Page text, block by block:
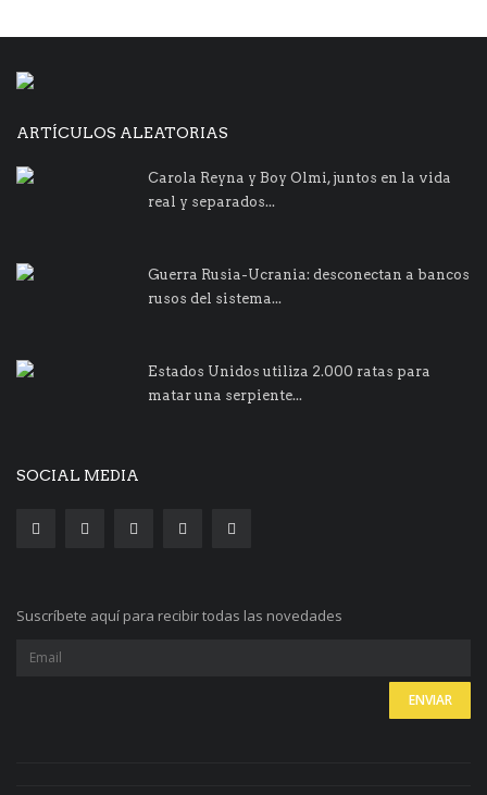
ARTÍCULOS ALEATORIAS
Carola Reyna y Boy Olmi, juntos en la vida
real y separados...
Guerra Rusia-Ucrania: desconectan a bancos
rusos del sistema...
Estados Unidos utiliza 2.000 ratas para
matar una serpiente...
SOCIAL MEDIA
Suscríbete aquí para recibir todas las novedades